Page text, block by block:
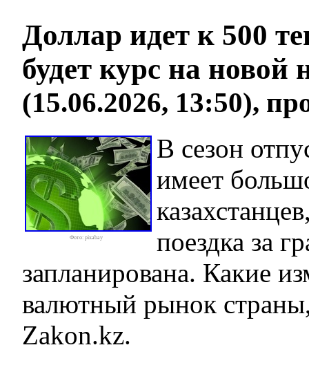
Доллар идет к 500
будет курс на новой
(15.06.2026, 13:50),
Фото: pixabay
В сезон
имеет
поездка за
запланирована. Какие
валютный рынок
Zakon.kz.